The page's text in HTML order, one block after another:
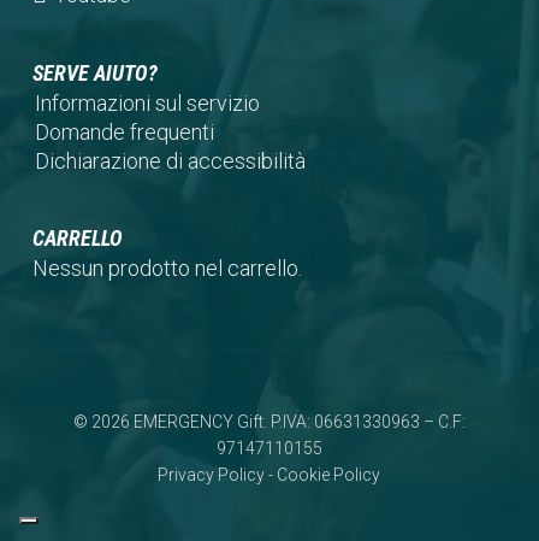
tab)
new
tab)
SERVE AIUTO?
Informazioni sul servizio
Domande frequenti
Dichiarazione di accessibilità
CARRELLO
Nessun prodotto nel carrello.
© 2026 EMERGENCY Gift. P.IVA: 06631330963 – C.F:
97147110155
Privacy Policy- Cookie Policy